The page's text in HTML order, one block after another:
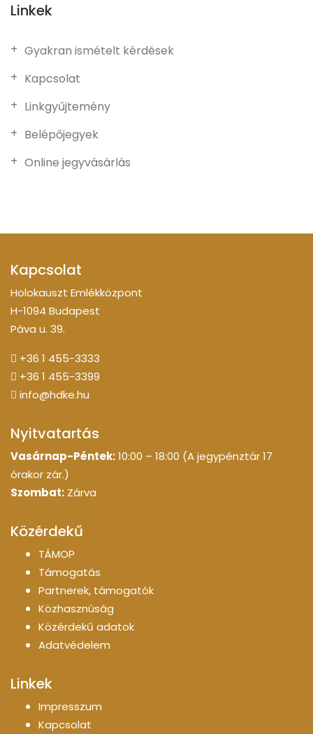
Linkek
Gyakran ismételt kérdések
Kapcsolat
Linkgyűjtemény
Belépőjegyek
Online jegyvásárlás
Kapcsolat
Holokauszt Emlékközpont
H-1094 Budapest
Páva u. 39.
+36 1 455-3333
+36 1 455-3399
info@hdke.hu
Nyitvatartás
Vasárnap-Péntek:10:00 – 18:00 (A jegypénztár 17
órakor zár.)
Szombat: Zárva
Közérdekű
TÁMOP
Támogatás
Partnerek, támogatók
Közhasznúság
Közérdekű adatok
Adatvédelem
Linkek
Impresszum
Kapcsolat